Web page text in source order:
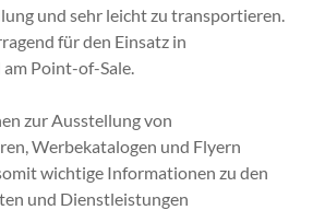
und sehr leicht zu transportieren.
für den Einsatz in
Point-of-Sale.
zur Ausstellung von
Werbekatalogen und Flyern
wichtige Informationen zu den
und Dienstleistungen